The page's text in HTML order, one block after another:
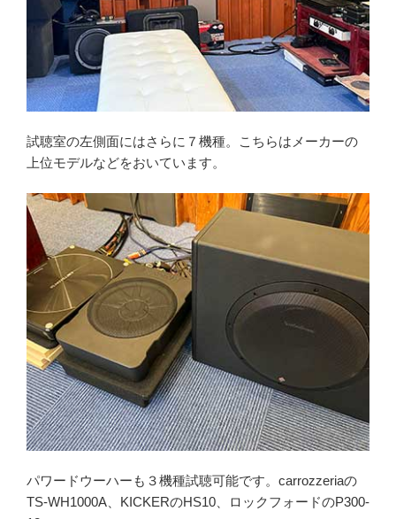
試聴室の左側面にはさらに７機種。こちらはメーカーの
上位モデルなどをおいています。
パワードウーハーも３機種試聴可能です。carrozzeriaの
TS-WH1000A、KICKERのHS10、ロックフォードのP300-